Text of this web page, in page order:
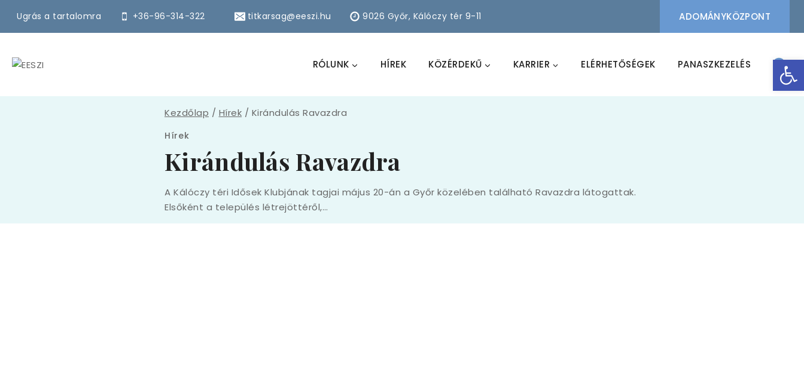
Ugrás a tartalomra +36-96-314-322 titkarsag@eeszi.hu 9026 Győr, Kálóczy tér 9-11 ADOMÁNYKÖZPONT
RÓLUNK HÍREK KÖZÉRDEKŰ KARRIER ELÉRHETŐSÉGEK PANASZKEZELÉS
Kezdőlap / Hírek / Kirándulás Ravazdra
Hírek
Kirándulás Ravazdra
A Kálóczy téri Idősek Klubjának tagjai május 20-án a Győr közelében található Ravazdra látogattak.
Elsőként a település létrejöttéről,…